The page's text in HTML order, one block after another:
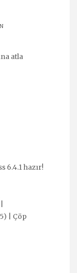
atla
6.4.1 hazır!
| Çöp